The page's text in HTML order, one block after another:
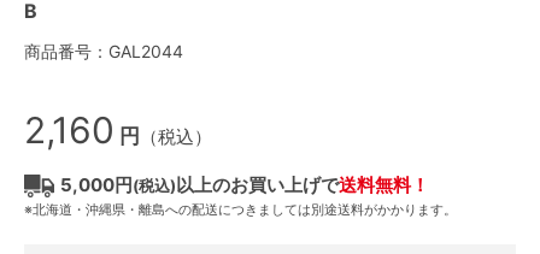
B
商品番号：GAL2044
2,160 円 （税込）
5,000円(税込)以上のお買い上げで送料無料！
※北海道・沖縄県・離島への配送につきましては別途送料がかかります。